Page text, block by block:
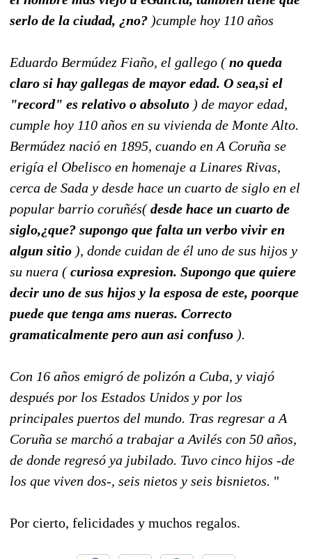
serlo de la ciudad, ¿no? )cumple hoy 110 años
Eduardo Bermúdez Fiaño, el gallego (no queda
claro si hay gallegas de mayor edad. O sea,si el
"record" es relativo o absoluto ) de mayor edad,
cumple hoy 110 años en su vivienda de Monte Alto.
Bermúdez nació en 1895, cuando en A Coruña se
erigía el Obelisco en homenaje a Linares Rivas,
cerca de Sada y desde hace un cuarto de siglo en el
popular barrio coruñés(desde hace un cuarto de
siglo,¿que? supongo que falta un verbo vivir en
algun sitio ), donde cuidan de él uno de sus hijos y
su nuera (curiosa expresion. Supongo que quiere
decir uno de sus hijos y la esposa de este, poorque
puede que tenga ams nueras. Correcto
gramaticalmente pero aun asi confuso ).
Con 16 años emigró de polizón a Cuba, y viajó
después por los Estados Unidos y por los
principales puertos del mundo. Tras regresar a A
Coruña se marchó a trabajar a Avilés con 50 años,
de donde regresó ya jubilado. Tuvo cinco hijos -de
los que viven dos-, seis nietos y seis bisnietos. "
Por cierto, felicidades y muchos regalos.